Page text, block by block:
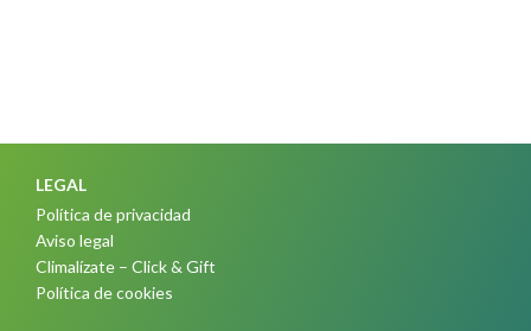
LEGAL
Política de privacidad
Aviso legal
Climalízate – Click & Gift
Política de cookies